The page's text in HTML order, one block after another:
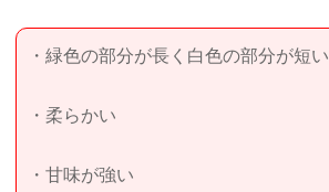
・緑色の部分が長く白色の部分が短い
・柔らかい
・甘味が強い